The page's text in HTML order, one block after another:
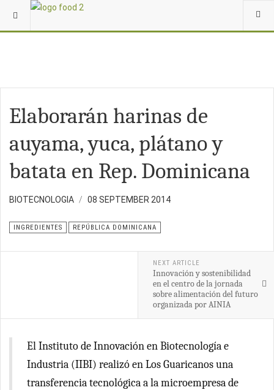
Elaborarán harinas de
auyama, yuca, plátano y
batata en Rep. Dominicana
BIOTECNOLOGIA 08 SEPTEMBER 2014
INGREDIENTES REPÚBLICA DOMINICANA
NEXT ARTICLE
Innovación y sostenibilidad
en el centro de la jornada
sobre alimentación del futuro
organizada por AINIA
El Instituto de Innovación en Biotecnología e
Industria (IIBI) realizó en Los Guaricanos una
transferencia tecnológica a la microempresa de